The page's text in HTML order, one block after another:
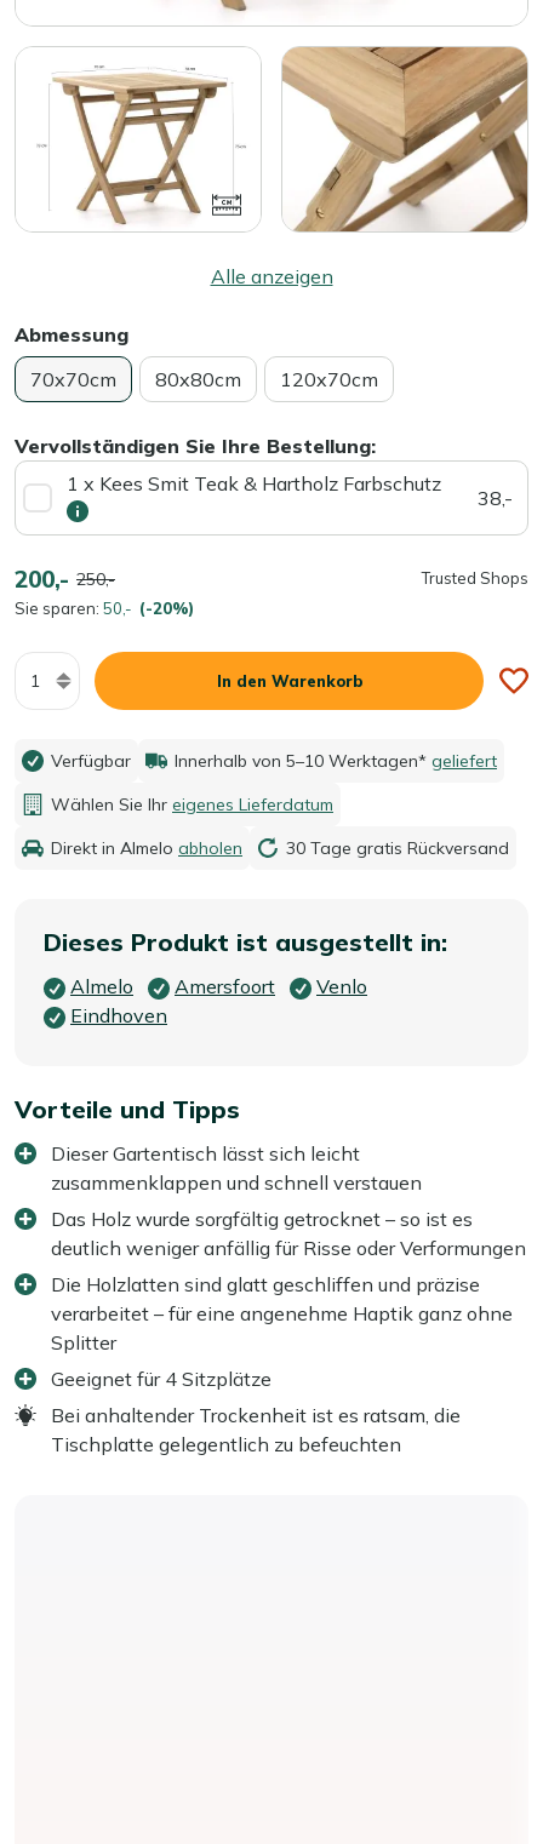
Alle anzeigen
Abmessung
70x70cm
80x80cm 120x70cm
Vervollständigen Sie Ihre Bestellung:
1 x Kees Smit Teak & Hartholz Farbschutz
38,-
200,- 250,-
Sie sparen: 50,- (-20%)
Trusted Shops
Menge
In den Warenkorb
Verfügbar Innerhalb von 5–10 Werktagen* geliefert
Wählen Sie Ihr eigenes Lieferdatum
Direkt in Almelo abholen 30 Tage gratis Rückversand
Dieses Produkt ist ausgestellt in:
Almelo Amersfoort
Venlo
Eindhoven
Vorteile und Tipps
Dieser Gartentisch lässt sich leicht
zusammenklappen und schnell verstauen
Das Holz wurde sorgfältig getrocknet – so ist es
deutlich weniger anfällig für Risse oder Verformungen
Die Holzlatten sind glatt geschliffen und präzise
verarbeitet – für eine angenehme Haptik ganz ohne
Splitter
Geeignet für 4 Sitzplätze
Bei anhaltender Trockenheit ist es ratsam, die
Tischplatte gelegentlich zu befeuchten